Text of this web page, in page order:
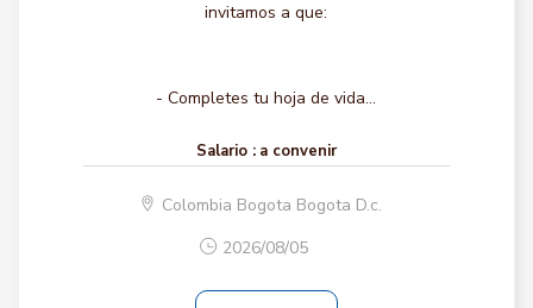
invitamos a que:
- Completes tu hoja de vida...
Salario : a convenir
Colombia Bogota Bogota D.c.
2026/08/05